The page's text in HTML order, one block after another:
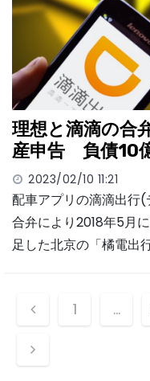
理想と滴滴の合
産申告 負債10
2023/02/10 11:21
配車アプリの滴滴出行
合弁により2018年5月
足した北京の「橘電出
投
稿
ナ
1 …